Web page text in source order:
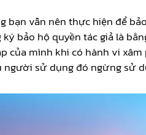
bạn vẫn nên thực hiện để
bảo hộ quyền tác giả là
của mình khi có hành vi
sử dụng đó ngừng sử